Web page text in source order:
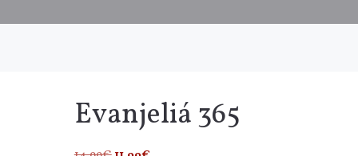
Evanjeliá 365